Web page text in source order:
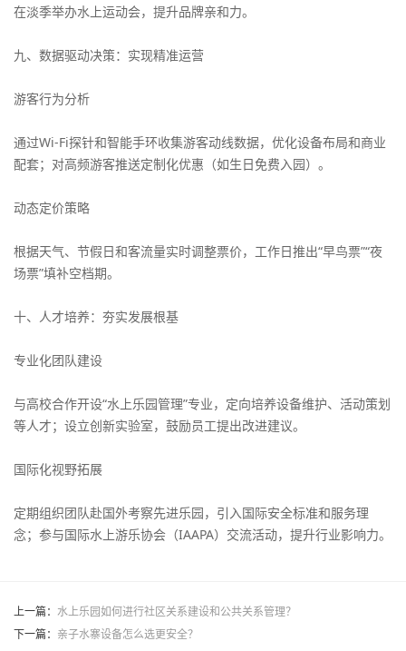
在淡季举办水上运动会，提升品牌亲和力。
九、数据驱动决策：实现精准运营
游客行为分析
通过Wi-Fi探针和智能手环收集游客动线数据，优化设备布局和商业
配套；对高频游客推送定制化优惠（如生日免费入园）。
动态定价策略
根据天气、节假日和客流量实时调整票价，工作日推出“早鸟票”“夜
场票”填补空档期。
十、人才培养：夯实发展根基
专业化团队建设
与高校合作开设“水上乐园管理”专业，定向培养设备维护、活动策划
等人才；设立创新实验室，鼓励员工提出改进建议。
国际化视野拓展
定期组织团队赴国外考察先进乐园，引入国际安全标准和服务理
念；参与国际水上游乐协会（IAAPA）交流活动，提升行业影响力。
上一篇： 水上乐园如何进行社区关系建设和公共关系管理？
下一篇： 亲子水寨设备怎么选更安全？